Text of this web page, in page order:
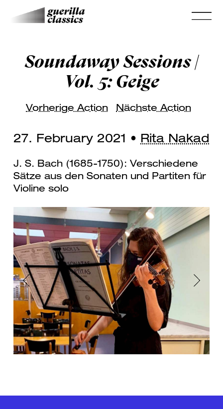
Soundaway Sessions |
Vol. 5: Geige
Vorherige Action Nächste Action
Previous Next
27. February 2021 • Rita Nakad
J. S. Bach (1685-1750): Verschiedene
Sätze aus den Sonaten und Partiten für
Violine solo